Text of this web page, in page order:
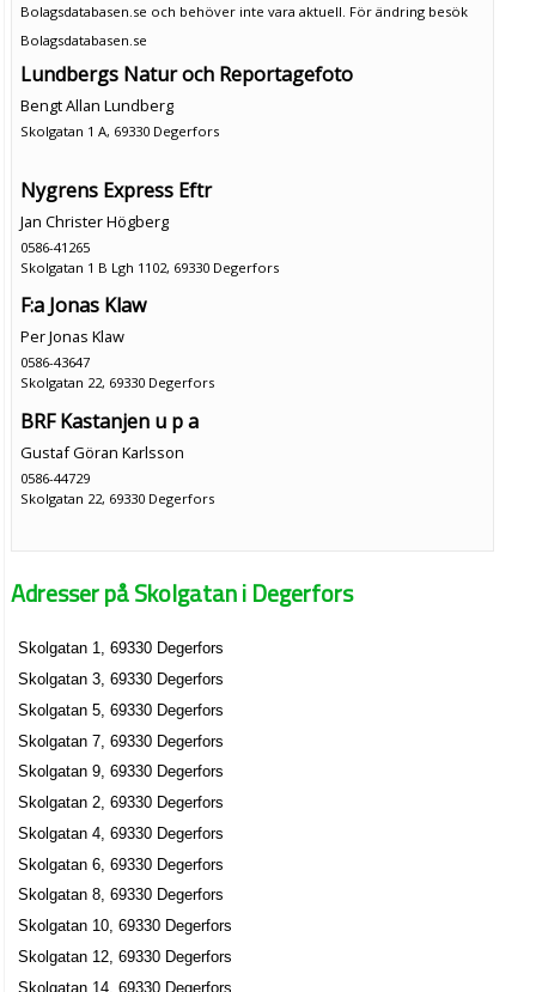
Bolagsdatabasen.se och behöver inte vara aktuell. För ändring besök
Bolagsdatabasen.se
Lundbergs Natur och Reportagefoto
Bengt Allan Lundberg
Skolgatan 1 A, 69330 Degerfors
Nygrens Express Eftr
Jan Christer Högberg
0586-41265
Skolgatan 1 B Lgh 1102, 69330 Degerfors
F:a Jonas Klaw
Per Jonas Klaw
0586-43647
Skolgatan 22, 69330 Degerfors
BRF Kastanjen u p a
Gustaf Göran Karlsson
0586-44729
Skolgatan 22, 69330 Degerfors
Adresser på Skolgatan i Degerfors
Skolgatan 1, 69330 Degerfors
Skolgatan 3, 69330 Degerfors
Skolgatan 5, 69330 Degerfors
Skolgatan 7, 69330 Degerfors
Skolgatan 9, 69330 Degerfors
Skolgatan 2, 69330 Degerfors
Skolgatan 4, 69330 Degerfors
Skolgatan 6, 69330 Degerfors
Skolgatan 8, 69330 Degerfors
Skolgatan 10, 69330 Degerfors
Skolgatan 12, 69330 Degerfors
Skolgatan 14, 69330 Degerfors